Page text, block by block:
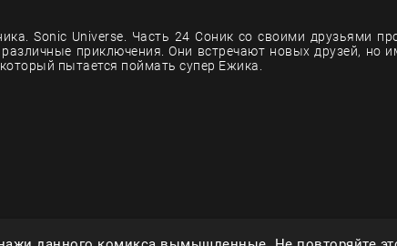
Sonic Universe. Часть 24 Соник со своими друзьями
приключения. Они встречают новых друзей, но
пытается поймать супер Ежика.